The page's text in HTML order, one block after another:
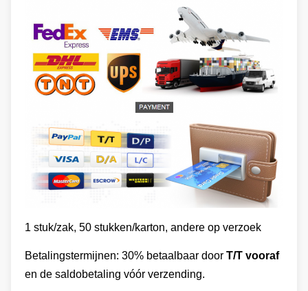
1 stuk/zak, 50 stukken/karton, andere op verzoek
Betalingstermijnen: 30% betaalbaar door T/T vooraf
en de saldobetaling vóór verzending.